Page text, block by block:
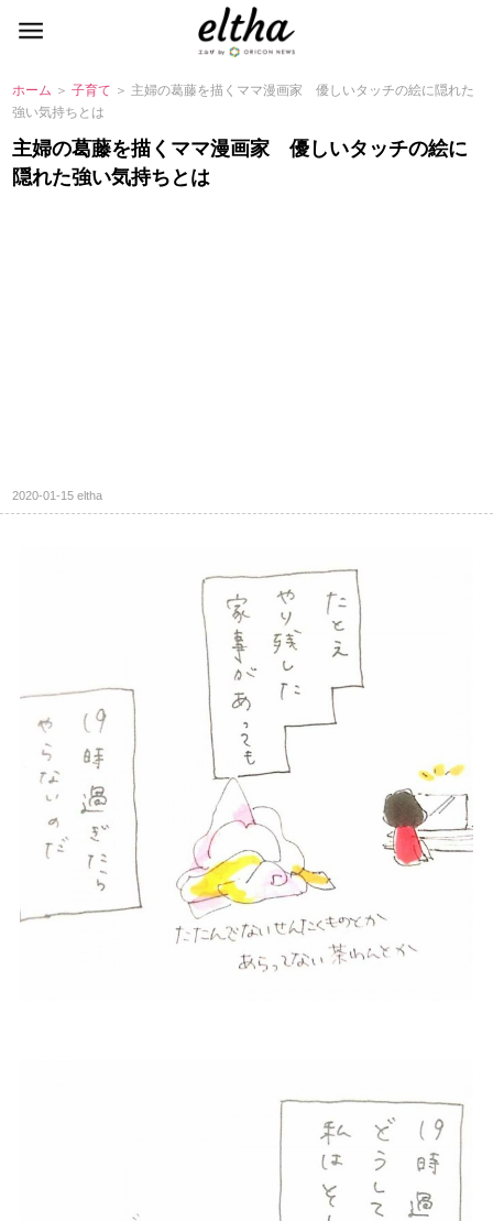
ホーム ＞子育て ＞ 主婦の葛藤を描くママ漫画家 優しいタッチの絵に隠れた
強い気持ちとは
主婦の葛藤を描くママ漫画家 優しいタッチの絵に
隠れた強い気持ちとは
2020-01-15eltha